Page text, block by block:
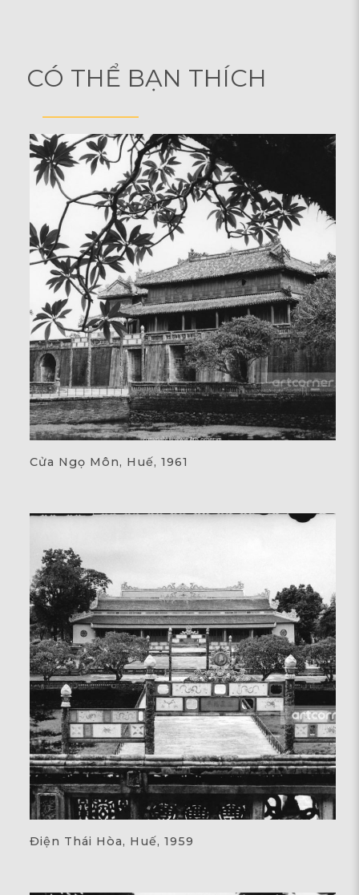
CÓ THỂ BẠN THÍCH
Cửa Ngọ Môn, Huế, 1961
Điện Thái Hòa, Huế, 1959